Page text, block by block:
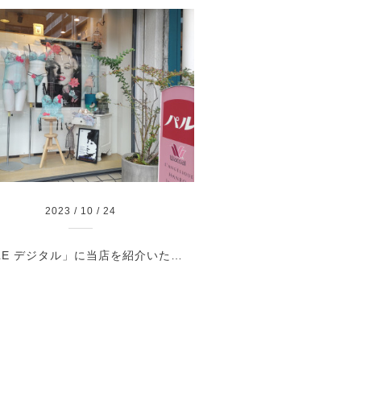
2023 / 10 /24